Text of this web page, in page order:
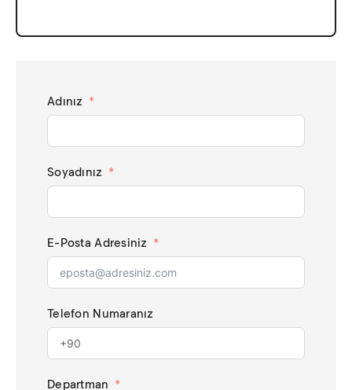
Adınız
Soyadınız
E-Posta Adresiniz
Telefon Numaranız
Departman